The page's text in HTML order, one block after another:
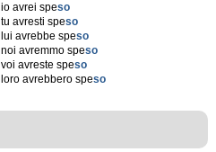
io avrei speso
tu avresti speso
lui avrebbe speso
noi avremmo speso
voi avreste speso
loro avrebbero speso